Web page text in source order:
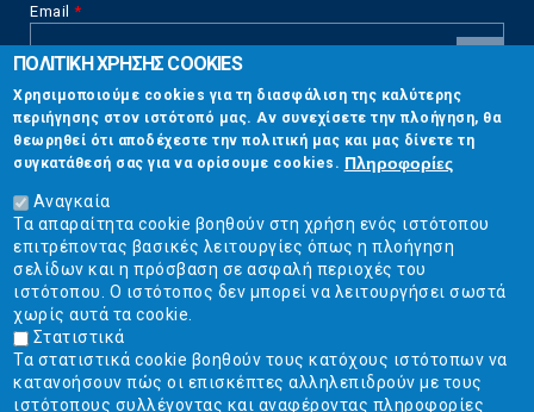
Email *
CAPTCHA
This
question is
for testing
whether or
not you are a
human visitor
and to
prevent
automated
spam
submissions.
5+2
Επικοινωνία
Στουρνάρη 17, Αθήνα 10683
2103304444
info@ekpizo.gr
www.ekpizo.gr
Δευ - Πεμ:10:00 πμ - 2:00 μμ
Σάβ - Κυρ: Κλειστά
ΠΟΛΙΤΙΚΗ ΧΡΗΣΗΣ COOKIES
Χρησιμοποιούμε cookies για τη διασφάλιση της καλύτερης
περιήγησης στον ιστότοπό μας. Αν συνεχίσετε την πλοήγηση, θα
θεωρηθεί ότι αποδέχεστε την πολιτική μας και μας δίνετε τη
συγκατάθεσή σας για να ορίσουμε cookies. Πληροφορίες
Αναγκαία
Τα απαραίτητα cookie βοηθούν στη χρήση ενός ιστότοπου
επιτρέποντας βασικές λειτουργίες όπως η πλοήγηση
σελίδων και η πρόσβαση σε ασφαλή περιοχές του
ιστότοπου. Ο ιστότοπος δεν μπορεί να λειτουργήσει σωστά
χωρίς αυτά τα cookie.
Στατιστικά
Τα στατιστικά cookie βοηθούν τους κατόχους ιστότοπων να
κατανοήσουν πώς οι επισκέπτες αλληλεπιδρούν με τους
ιστότοπους συλλέγοντας και αναφέροντας πληροφορίες